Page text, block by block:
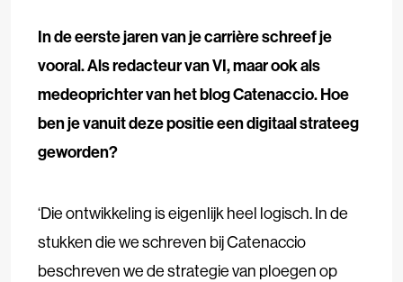
In de eerste jaren van je carrière schreef je
vooral. Als redacteur van VI, maar ook als
medeoprichter van het blog Catenaccio. Hoe
ben je vanuit deze positie een digitaal strateeg
geworden?
‘Die ontwikkeling is eigenlijk heel logisch. In de
stukken die we schreven bij Catenaccio
beschreven we de strategie van ploegen op